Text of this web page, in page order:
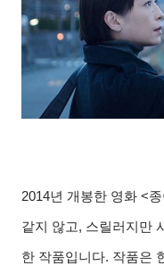
2014년 개봉한 영화 <
같지 않고, 스릴러지만
한 작품입니다. 작품은